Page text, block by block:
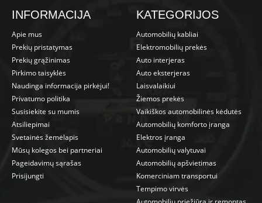
INFORMACIJA
Apie mus
Prekių pristatymas
Prekių grąžinimas
Pirkimo taisyklės
Naudinga informacija pirkėjui!
Privatumo politika
Susisiekite su mumis
Atsiliepimai
Svetainės žemėlapis
Mūsų kolegos bei partneriai
Pageidavimų sąrašas
Prisijungti
KATEGORIJOS
Automobilių kabliai
Elektromobilių prekės
Auto interjeras
Auto eksterjeras
Laisvalaikiui
Žiemos prekės
Vaikiškos automobilinės kėdutės
Automobilių komforto įranga
Elektros įranga
Automobilių valytuvai
Automobilių apšvietimas
Komerciniam transportui
Tempimo virvės